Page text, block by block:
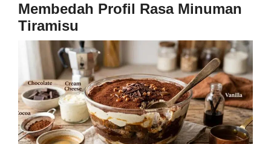
Membedah Profil Rasa Minuman
Tiramisu